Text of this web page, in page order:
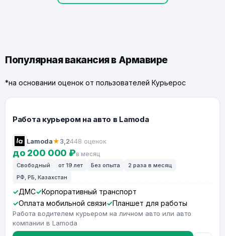
Популярная вакансия в Армавире
*на основании оценок от пользователей Курьерос
Работа курьером на авто в Lamoda
Lamoda★3,2448 оценок
до 200 000 ₽в месяц
Свободный от 19 лет Без опыта
2 раза в месяц
РФ, РБ, Казахстан
ДМС
Корпоративный транспорт
Оплата мобильной связи
Планшет для работы
Работа водителем курьером на личном авто или авто
компании в Lamoda